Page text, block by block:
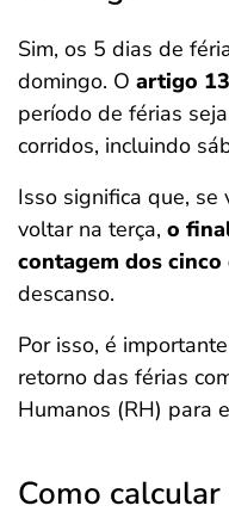
Sim, os 5 dias de
domingo. O artigo
período de férias
corridos, incluindo
Isso significa que,
voltar na terça, o
contagem dos cinco
descanso.
Por isso, é
retorno das férias
Humanos (RH) para
Como